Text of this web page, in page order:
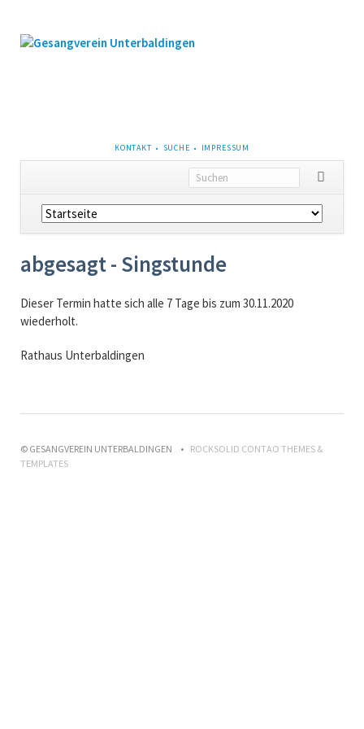
NAVIGATION
ÜBERSPRINGEN
KONTAKT SUCHE IMPRESSUM
Navigation
überspringen
abgesagt - Singstunde
Dieser Termin hatte sich alle 7 Tage bis zum 30.11.2020
wiederholt.
Rathaus Unterbaldingen
© GESANGVEREIN UNTERBALDINGEN
ROCKSOLID CONTAO THEMES &
TEMPLATES